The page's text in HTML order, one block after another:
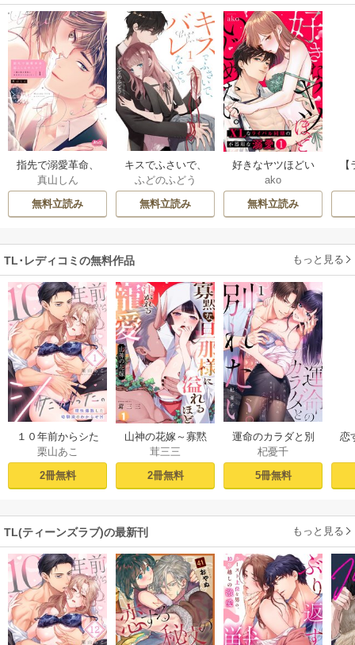
指先で溺愛革命、
起こしませんか？
～謎の独身貴族に
彼氏宣言されまし
真山しん
無料立読み
キスでふさいで、
バレないで。【描
き下ろしおまけ付
き特装版】
ふどのふどう
無料立読み
好きなヤツほどい
じめたい。XLなラ
イバル同期の不器
用な溺愛
ako
無料立読み
TL･レディコミの無料作品 もっと見る
１０年前からシた
かった。～理性爆
散した幼馴染のわ
からせＨ（１）
栗山あこ
2冊無料
山神の花嫁～寡黙
な旦那様に溢れる
ほど注がれる寵愛
～【TL版】 1巻
茸三三
2冊無料
運命のカラダと別
れたい。～思い出
したくなかった、
元カレとのズブズ
杞憂千
5冊無料
恋
TL(ティーンズラブ)の最新刊 もっと見る